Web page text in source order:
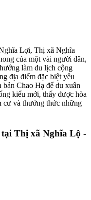
Lợi, Thị xã Nghĩa
của một vài người dân,
làm du lịch cộng
địa điểm đặc biệt yêu
Chao Hạ để du xuân
kiểu mới, thấy được hòa
cư và thưởng thức những
Thị xã Nghĩa Lộ -